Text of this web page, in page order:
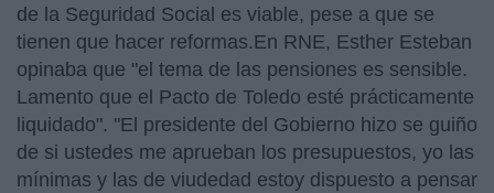
de la Seguridad Social es viable, pese a que se
tienen que hacer reformas.En RNE, Esther Esteban
opinaba que "el tema de las pensiones es sensible.
Lamento que el Pacto de Toledo esté prácticamente
liquidado". "El presidente del Gobierno hizo se guiño
de si ustedes me aprueban los presupuestos, yo las
mínimas y las de viudedad estoy dispuesto a pensar